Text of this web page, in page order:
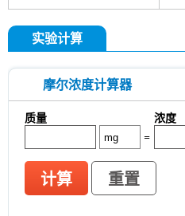
实验计算
摩尔浓度计算器
质量 浓度
=
计算 重置